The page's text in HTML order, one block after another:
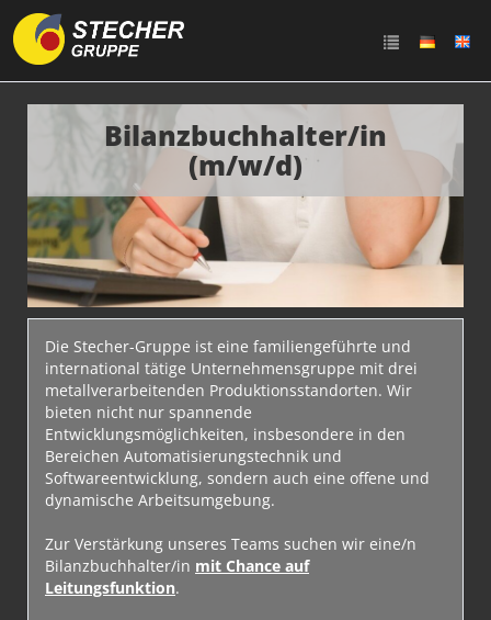
Bilanzbuchhalter/in
(m/w/d)
Die Stecher-Gruppe ist eine familiengeführte und
international tätige Unternehmensgruppe mit drei
metallverarbeitenden Produktionsstandorten. Wir
bieten nicht nur spannende
Entwicklungsmöglichkeiten, insbesondere in den
Bereichen Automatisierungstechnik und
Softwareentwicklung, sondern auch eine offene und
dynamische Arbeitsumgebung.
Zur Verstärkung unseres Teams suchen wir eine/n
Bilanzbuchhalter/in mit Chance auf
Leitungsfunktion.